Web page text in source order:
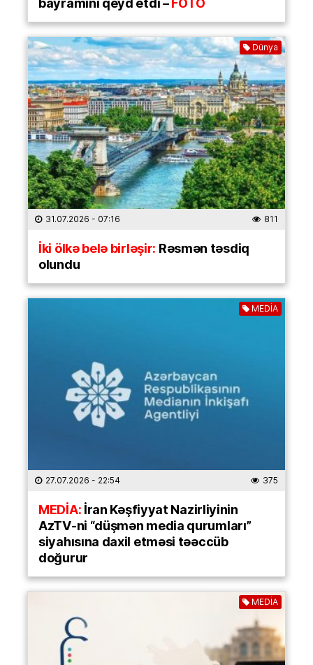
Dünya
31.07.2026 - 07:16 811
İki ölkə belə birləşir: Rəsmən təsdiq
olundu
MEDİA
27.07.2026 - 22:54 375
MEDİA:İran Kəşfiyyat Nazirliyinin
AzTV-ni “düşmən media qurumları”
siyahısına daxil etməsi təəccüb
doğurur
MEDİA